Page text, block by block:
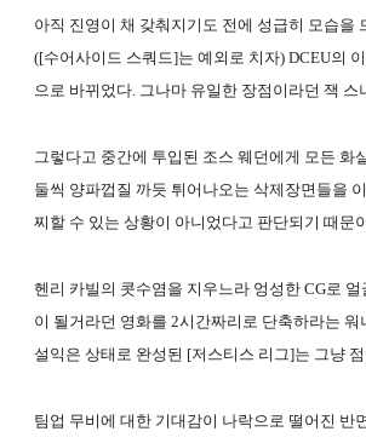
아직 진영이 채 갖춰지기도 전에 성급히 모습을
([수어사이드 스쿼드]는 예외로 치자) DCEU의
으로 바뀌었다. 그나마 유일한 장점이라던 잭
그렇다고 중간에 투입된 조스 웨던에게 모든 화
둘씩 양파껍질 까듯 튀어나오는 삭제장면들을
찌할 수 있는 상황이 아니었다고 판단되기 때문
헨리 카빌의 콧수염을 지우느라 엉성한 CG로
이 될거라던 영화를 2시간짜리로 단축하라는
설익은 상태로 완성된 [저스티스 리그]는 그냥
팀업 무비에 대한 기대감이 나락으로 떨어진 반